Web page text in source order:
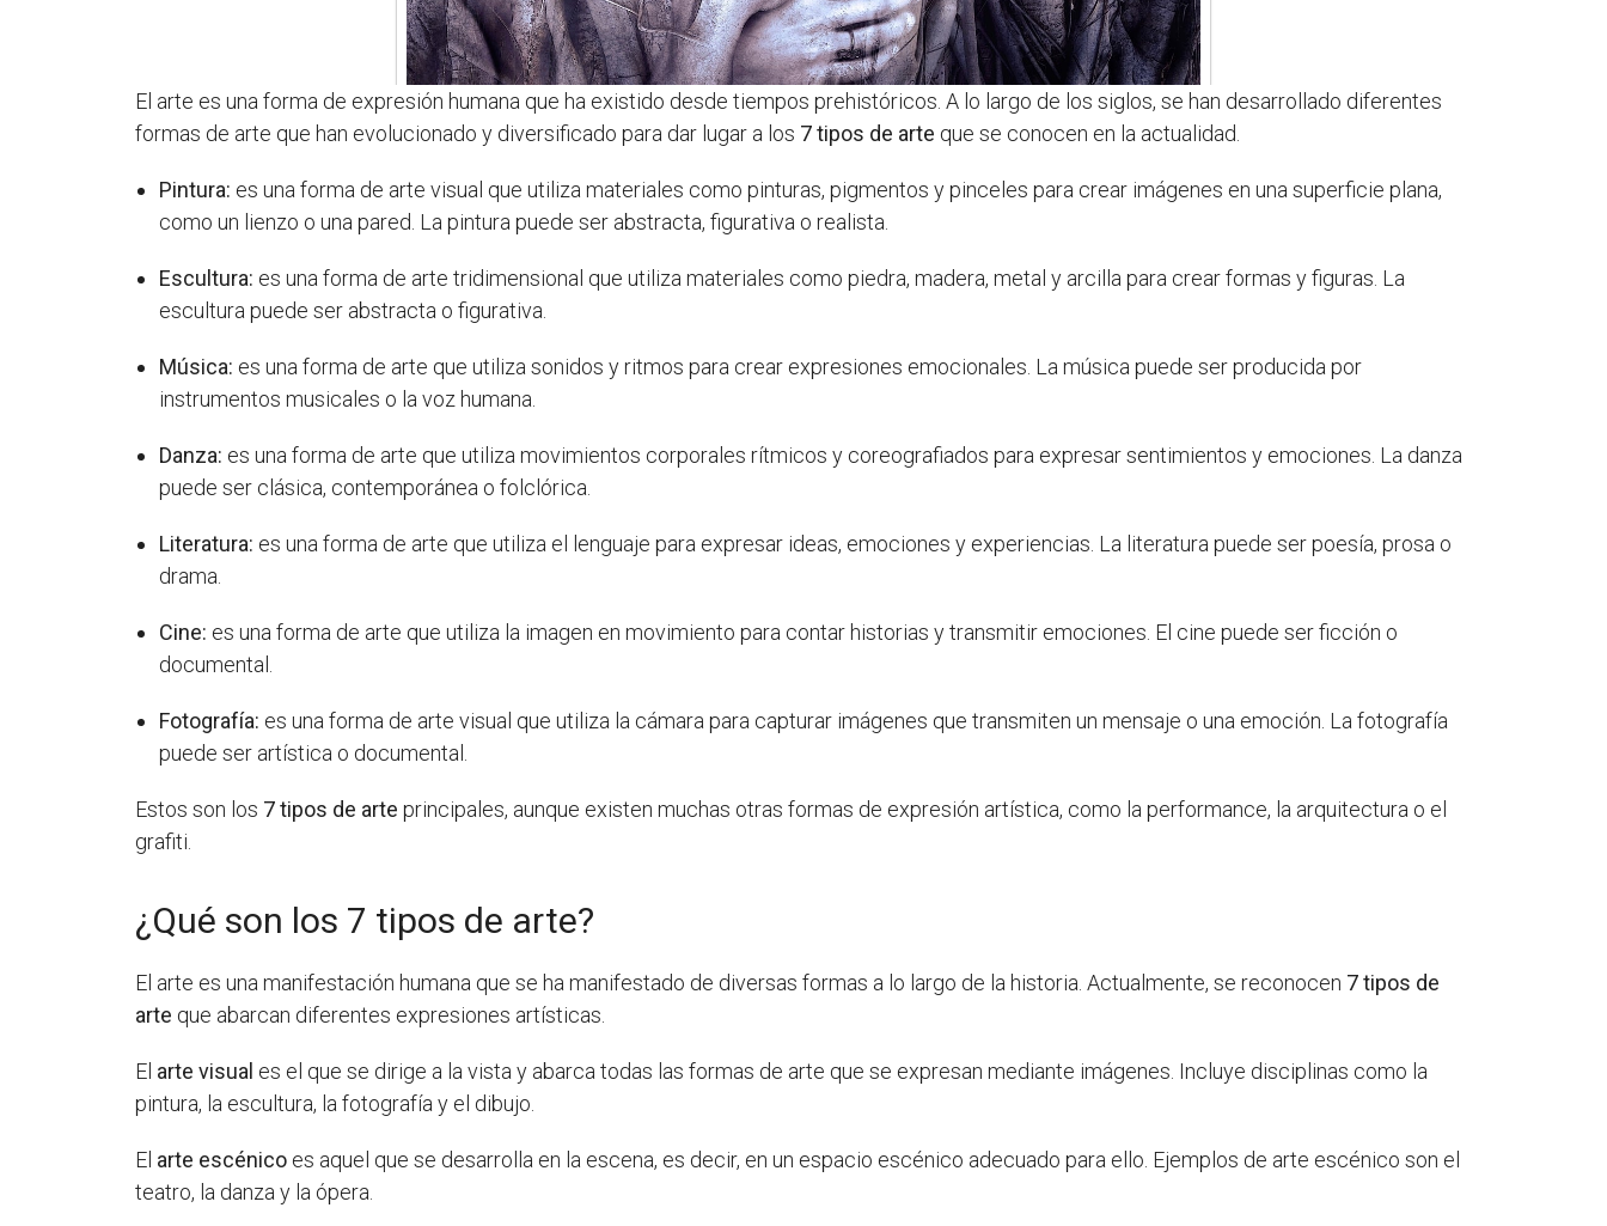
El arte es una forma de expresión humana que ha existido desde tiempos prehistóricos. A lo largo de los siglos, se han desarrollado diferentes
formas de arte que han evolucionado y diversificado para dar lugar a los 7 tipos de arte que se conocen en la actualidad.
Pintura: es una forma de arte visual que utiliza materiales como pinturas, pigmentos y pinceles para crear imágenes en una superficie plana,
como un lienzo o una pared. La pintura puede ser abstracta, figurativa o realista.
Escultura: es una forma de arte tridimensional que utiliza materiales como piedra, madera, metal y arcilla para crear formas y figuras. La
escultura puede ser abstracta o figurativa.
Música: es una forma de arte que utiliza sonidos y ritmos para crear expresiones emocionales. La música puede ser producida por
instrumentos musicales o la voz humana.
Danza: es una forma de arte que utiliza movimientos corporales rítmicos y coreografiados para expresar sentimientos y emociones. La danza
puede ser clásica, contemporánea o folclórica.
Literatura: es una forma de arte que utiliza el lenguaje para expresar ideas, emociones y experiencias. La literatura puede ser poesía, prosa o
drama.
Cine: es una forma de arte que utiliza la imagen en movimiento para contar historias y transmitir emociones. El cine puede ser ficción o
documental.
Fotografía: es una forma de arte visual que utiliza la cámara para capturar imágenes que transmiten un mensaje o una emoción. La fotografía
puede ser artística o documental.
Estos son los 7 tipos de arte principales, aunque existen muchas otras formas de expresión artística, como la performance, la arquitectura o el
grafiti.
¿Qué son los 7 tipos de arte?
El arte es una manifestación humana que se ha manifestado de diversas formas a lo largo de la historia. Actualmente, se reconocen 7 tipos de
arte que abarcan diferentes expresiones artísticas.
El arte visual es el que se dirige a la vista y abarca todas las formas de arte que se expresan mediante imágenes. Incluye disciplinas como la
pintura, la escultura, la fotografía y el dibujo.
El arte escénico es aquel que se desarrolla en la escena, es decir, en un espacio escénico adecuado para ello. Ejemplos de arte escénico son el
teatro, la danza y la ópera.